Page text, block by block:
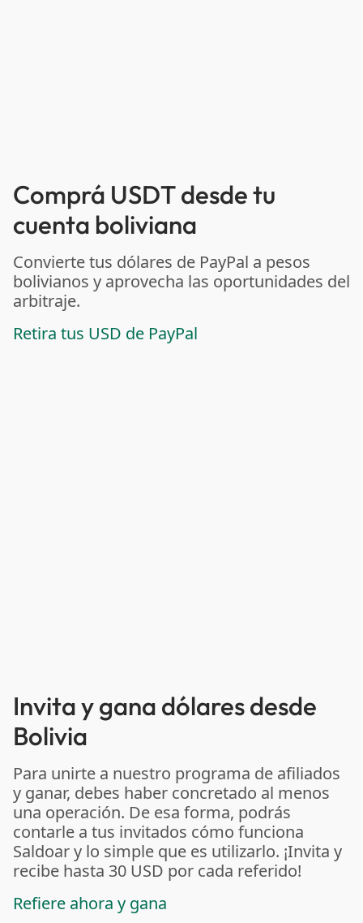
Comprá USDT desde tu
cuenta boliviana
Convierte tus dólares de PayPal a pesos
bolivianos y aprovecha las oportunidades del
arbitraje.
Retira tus USD de PayPal
Invita y gana dólares desde
Bolivia
Para unirte a nuestro programa de afiliados
y ganar, debes haber concretado al menos
una operación. De esa forma, podrás
contarle a tus invitados cómo funciona
Saldoar y lo simple que es utilizarlo. ¡Invita y
recibe hasta 30 USD por cada referido!
Refiere ahora y gana